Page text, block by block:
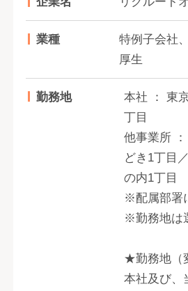
業種
特例子会社
厚生
勤務地
本社 ： 東
丁目
他事業所
どき1丁目
の内1丁目
※配属部署
※勤務地は
★勤務地（
本社及び、